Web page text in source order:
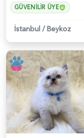
GÜVENILIR ÜYE
İstanbul /Beykoz